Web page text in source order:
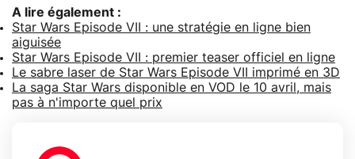
A lire également :
Star Wars Episode VII : une stratégie en ligne bien
aiguisée
Star Wars Episode VII : premier teaser officiel en ligne
Le sabre laser de Star Wars Episode VII imprimé en 3D
La saga Star Wars disponible en VOD le 10 avril, mais
pas à n'importe quel prix